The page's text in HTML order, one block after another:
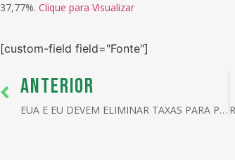
37,77%. Clique para Visualizar
[custom-field field="Fonte"]
ANTERIOR
EUA E EU DEVEM ELIMINAR TAXAS PARA PRODUTOS TÊXTEIS